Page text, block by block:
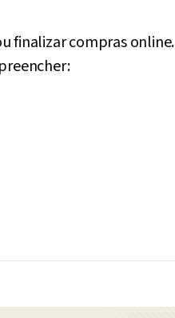
finalizar compras online.